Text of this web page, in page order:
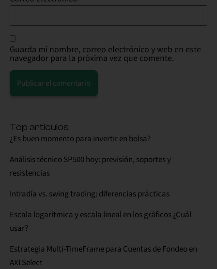
Guarda mi nombre, correo electrónico y web en este
navegador para la próxima vez que comente.
Top artículos
¿Es buen momento para invertir en bolsa?
Análisis técnico SP500 hoy: previsión, soportes y
resistencias
Intradía vs. swing trading: diferencias prácticas
Escala logarítmica y escala lineal en los gráficos ¿Cuál
usar?
Estrategia Multi-TimeFrame para Cuentas de Fondeo en
AXI Select